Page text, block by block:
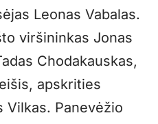
Leonas Vabalas.
viršininkas Jonas
Chodakauskas,
apskrities
Vilkas. Panevėžio